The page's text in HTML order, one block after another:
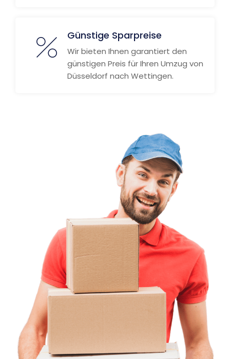
Günstige Sparpreise
Wir bieten Ihnen garantiert den
günstigen Preis für Ihren Umzug von
Düsseldorf nach Wettingen.